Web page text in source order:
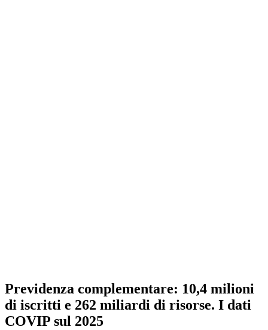
Previdenza complementare: 10,4 milioni
di iscritti e 262 miliardi di risorse. I dati
COVIP sul 2025